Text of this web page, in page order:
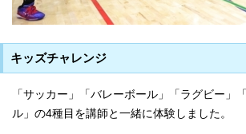
キッズチャレンジ
「サッカー」「バレーボール」「ラグビー」
ル」の4種目を講師と一緒に体験しました。